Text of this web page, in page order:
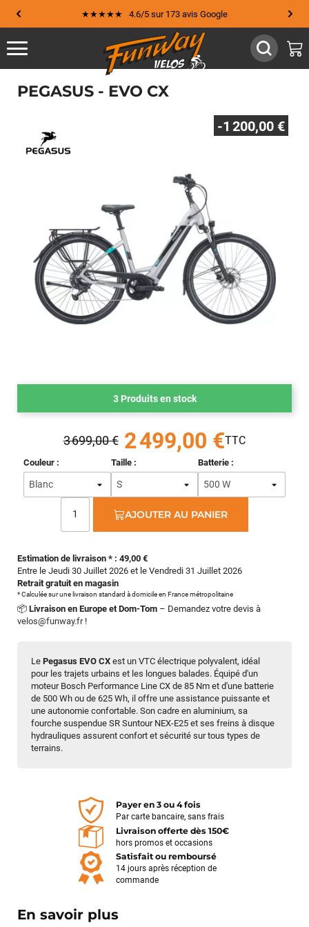
★★★★★ 4.6/5 sur 173 avis Google
PEGASUS - EVO CX
-1 200,00 €
Le Pegasus EVO CX est un VTC électrique polyvalent, idéal
pour les trajets urbains et les longues balades. Équipé d'un
moteur Bosch Performance Line CX de 85 Nm et d'une batterie
de 500 Wh ou de 625 Wh, il offre une assistance puissante et
une autonomie confortable. Son cadre en aluminium, sa
fourche suspendue SR Suntour NEX-E25 et ses freins à disque
hydrauliques assurent confort et sécurité sur tous types de
terrains.
3 Produits en stock
Estimation de livraison * : 49,00 €
Entre le Jeudi 30 Juillet 2026 et le Vendredi 31 Juillet 2026
Retrait gratuit en magasin
* Calculée sur une livraison standard à domicile en France métropolitaine
📦 Livraison en Europe et Dom-Tom – Demandez votre devis à
velos@funway.fr!
Couleur : Taille : Batterie :
3 699,00 € 2 499,00 €
AJOUTER AU PANIER
Payer en 3 ou 4 fois
Par carte bancaire, sans frais
Livraison offerte dès 150€
hors promos et occasions
Satisfait ou remboursé
14 jours après réception de
commande
En savoir plus